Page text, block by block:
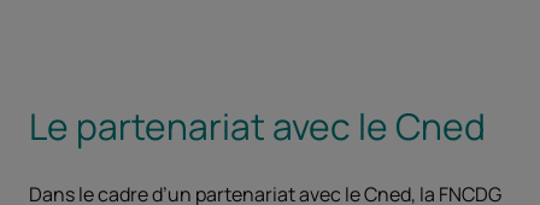
Le partenariat avec le Cned
Dans le cadre d’un partenariat avec le Cned, la FNCDG